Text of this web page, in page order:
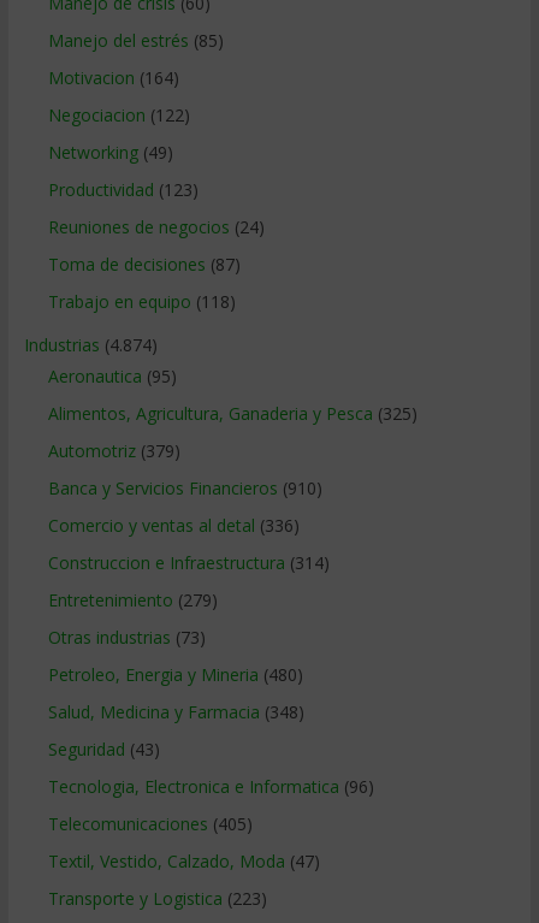
Manejo del estrés (85)
Motivacion (164)
Negociacion (122)
Networking(49)
Productividad (123)
Reuniones de negocios (24)
Toma de decisiones (87)
Trabajo en equipo (118)
Industrias (4.874)
Aeronautica (95)
Alimentos, Agricultura, Ganaderia y Pesca (325)
Automotriz(379)
Banca y Servicios Financieros (910)
Comercio y ventas al detal (336)
Construccion e Infraestructura (314)
Entretenimiento (279)
Otras industrias (73)
Petroleo, Energia y Mineria (480)
Salud, Medicina y Farmacia (348)
Seguridad (43)
Tecnologia, Electronica e Informatica (96)
Telecomunicaciones (405)
Textil, Vestido, Calzado, Moda (47)
Transporte y Logistica (223)